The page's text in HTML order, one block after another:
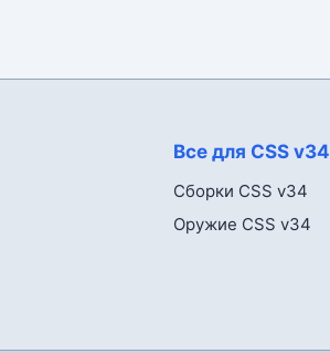
Все для CSS v34
Сборки CSS v34
Оружие CSS v34